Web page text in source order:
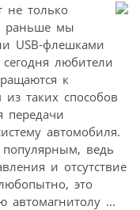
не только
раньше мы
USB-флешками
любители
к
таких способов
передачи
автомобиля.
популярным, ведь
и отсутствие
это
автомагнитолу ...